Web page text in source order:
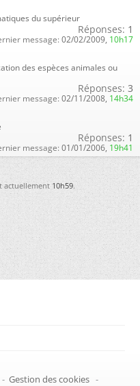
du supérieur
Réponses: 1
message: 02/02/2009, 10h17
des espèces animales ou
Réponses: 3
message: 02/11/2008, 14h34
Réponses: 1
message: 01/01/2006, 19h41
actuellement10h59.
- Gestion des cookies -